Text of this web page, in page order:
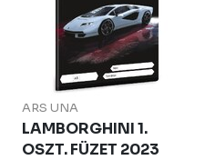
ARS UNA
LAMBORGHINI 1.
OSZT. FÜZET 2023